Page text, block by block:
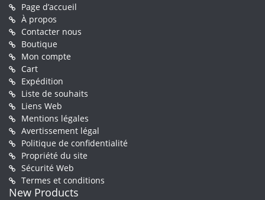
Page d’accueil
À propos
Contacter nous
Boutique
Mon compte
Cart
Expédition
Liste de souhaits
Liens Web
Mentions légales
Avertissement légal
Politique de confidentialité
Propriété du site
Sécurité Web
Termes et conditions
New Products